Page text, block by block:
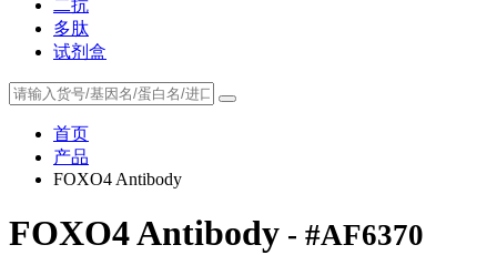
二抗
多肽
试剂盒
首页
产品
FOXO4 Antibody
FOXO4 Antibody - #AF6370